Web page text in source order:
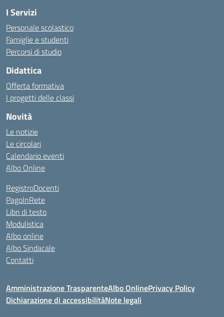
I Servizi
Personale scolastico
Famiglie e studenti
Percorsi di studio
Didattica
Offerta formativa
I progetti delle classi
Novità
Le notizie
Le circolari
Calendario eventi
Albo Online
RegistroDocenti
PagoInRete
Libri di testo
Modulistica
Albo online
Albo Sindacale
Contatti
Amministrazione TrasparenteAlbo OnlinePrivacy Policy
Dichiarazione di accessibilitàNote legali